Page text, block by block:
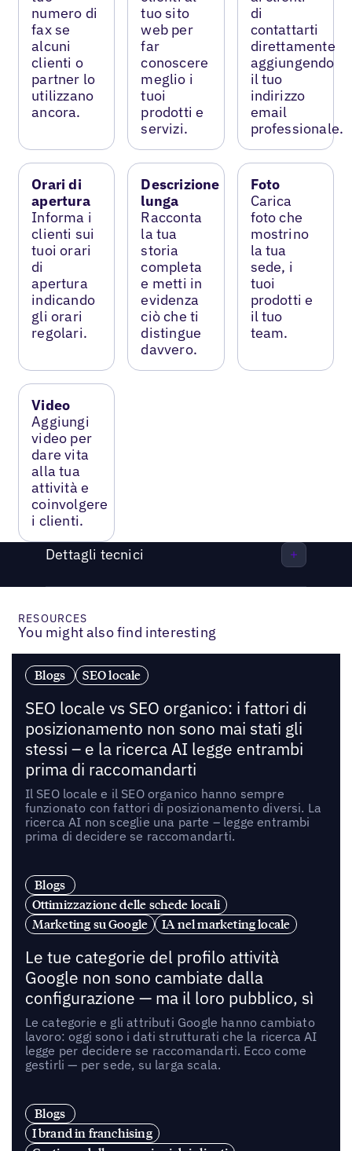
numero di
fax se
alcuni
clienti o
partner lo
utilizzano
ancora.
tuo sito
web per
far
conoscere
meglio i
tuoi
prodotti e
servizi.
di
contattarti
direttamente
aggiungendo
il tuo
indirizzo
email
professionale.
Orari di
apertura
Informa i
clienti sui
tuoi orari
di
apertura
indicando
gli orari
regolari.
Descrizione
lunga
Racconta
la tua
storia
completa
e metti in
evidenza
ciò che ti
distingue
davvero.
Foto
Carica
foto che
mostrino
la tua
sede, i
tuoi
prodotti e
il tuo
team.
Video
Aggiungi
video per
dare vita
alla tua
attività e
coinvolgere
i clienti.
Dettagli tecnici
RESOURCES
You might also find interesting
Blogs SEO locale
SEO locale vs SEO organico: i fattori di
posizionamento non sono mai stati gli
stessi – e la ricerca AI legge entrambi
prima di raccomandarti
Il SEO locale e il SEO organico hanno sempre
funzionato con fattori di posizionamento diversi. La
ricerca AI non sceglie una parte – legge entrambi
prima di decidere se raccomandarti.
Blogs
Ottimizzazione delle schede locali
Marketing su Google
IA nel marketing locale
Le tue categorie del profilo attività
Google non sono cambiate dalla
configurazione — ma il loro pubblico, sì
Le categorie e gli attributi Google hanno cambiato
lavoro: oggi sono i dati strutturati che la ricerca AI
legge per decidere se raccomandarti. Ecco come
gestirli — per sede, su larga scala.
Blogs
I brand in franchising